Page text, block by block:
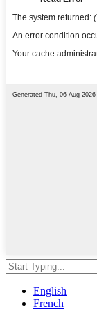
English
French